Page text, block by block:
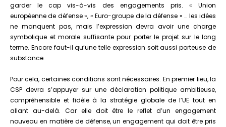
garder le cap vis-à-vis des engagements pris. « Union
européenne de défense », « Euro-groupe de la défense » … les idées
ne manquent pas, mais l’expression devra avoir une charge
symbolique et morale suffisante pour porter le projet sur le long
terme. Encore faut-il qu’une telle expression soit aussi porteuse de
substance.
Pour cela, certaines conditions sont nécessaires. En premier lieu, la
CSP devra s’appuyer sur une déclaration politique ambitieuse,
compréhensible et fidèle à la stratégie globale de l’UE tout en
allant au-delà. Car elle doit être le reflet d’un engagement
nouveau en matière de défense, un engagement qui doit être pris